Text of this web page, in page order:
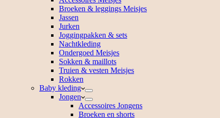
Broeken & leggings Meisjes
Jassen
Jurken
Joggingpakken & sets
Nachtkleding
Ondergoed Meisjes
Sokken & maillots
Truien & vesten Meisjes
Rokken
Baby kleding
Jongen
Accessoires Jongens
Broeken en shorts